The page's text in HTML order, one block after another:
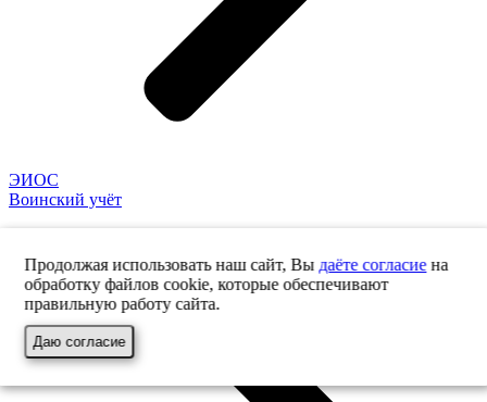
ЭИОС
Воинский учёт
Продолжая использовать наш сайт, Вы даёте согласиена
обработку файлов cookie, которые обеспечивают
правильную работу сайта.
Даю согласие